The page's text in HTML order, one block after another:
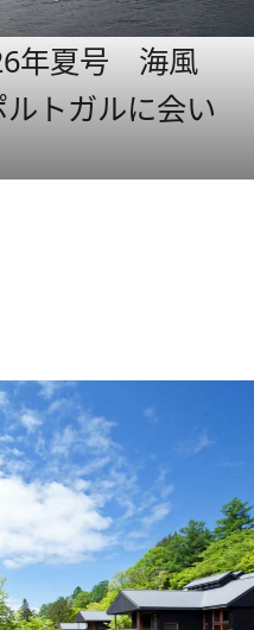
年夏号 海風
トガルに会い